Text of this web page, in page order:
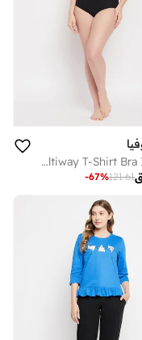
Clovia Padded Non-Wired Full Cup Printed Multiway T-Shirt Bra In Grey
121.61
-67%